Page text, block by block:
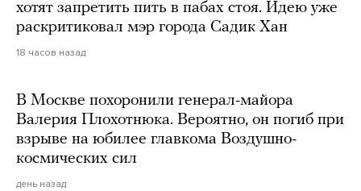
хотят запретить пить в пабах стоя. Идею уже
раскритиковал мэр города Садик Хан
18 часов назад
В Москве похоронили генерал-майора
Валерия Плохотнюка. Вероятно, он погиб при
взрыве на юбилее главкома Воздушно-
космических сил
день назад